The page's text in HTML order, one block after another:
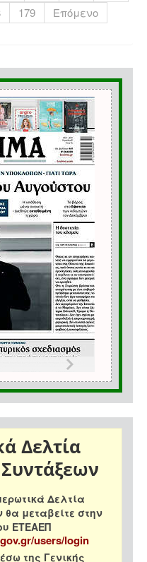
179
Επόμενο
Δελτία
Δελτία
μεταβείτε στην
ΕΤΕΑΕΠ
users/login
της Γενικής